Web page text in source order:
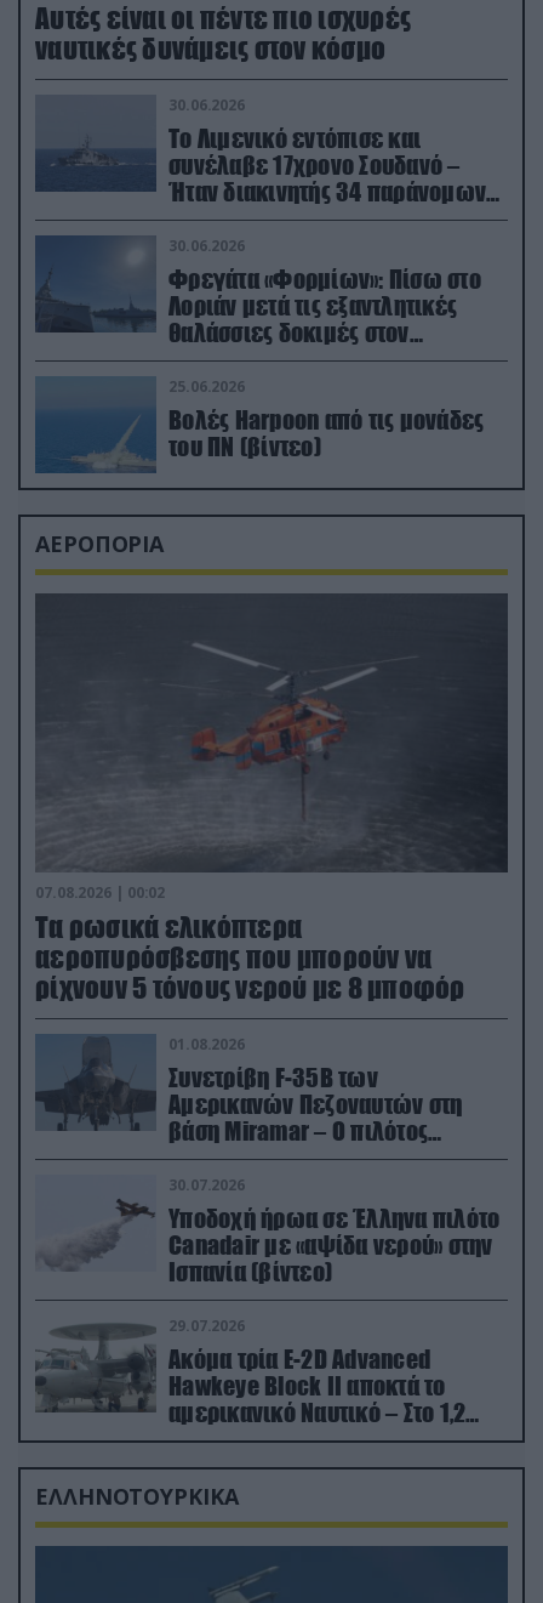
Aυτές είναι οι πέντε πιο ισχυρές
ναυτικές δυνάμεις στον κόσμο
30.06.2026
Το Λιμενικό εντόπισε και
συνέλαβε 17χρονο Σουδανό –
Ήταν διακινητής 34 παράνομων
μεταναστών
30.06.2026
Φρεγάτα «Φορμίων»: Πίσω στο
Λοριάν μετά τις εξαντλητικές
θαλάσσιες δοκιμές στον
απαιτητικό Βισκαϊκό
25.06.2026
Βολές Harpoon από τις μονάδες
του ΠΝ (βίντεο)
ΑΕΡΟΠΟΡΙΑ
07.08.2026 | 00:02
Τα ρωσικά ελικόπτερα
αεροπυρόσβεσης που μπορούν να
ρίχνουν 5 τόνους νερού με 8 μποφόρ
01.08.2026
Συνετρίβη F-35B των
Αμερικανών Πεζοναυτών στη
βάση Miramar – Ο πιλότος
εκτινάχθηκε εγκαίρως
30.07.2026
Υποδοχή ήρωα σε Έλληνα πιλότο
Canadair με «αψίδα νερού» στην
Ισπανία (βίντεο)
29.07.2026
Ακόμα τρία E-2D Advanced
Hawkeye Block II αποκτά το
αμερικανικό Ναυτικό – Στο 1,2
δισ.δολάρια το κόστος
ΕΛΛΗΝΟΤΟΥΡΚΙΚΑ